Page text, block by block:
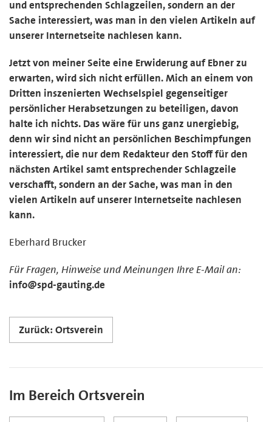
und entsprechenden Schlagzeilen, sondern an der
Sache interessiert, was man in den vielen Artikeln auf
unserer Internetseite nachlesen kann.
Jetzt von meiner Seite eine Erwiderung auf Ebner zu
erwarten, wird sich nicht erfüllen. Mich an einem von
Dritten inszenierten Wechselspiel gegenseitiger
persönlicher Herabsetzungen zu beteiligen, davon
halte ich nichts. Das wäre für uns ganz unergiebig,
denn wir sind nicht an persönlichen Beschimpfungen
interessiert, die nur dem Redakteur den Stoff für den
nächsten Artikel samt entsprechender Schlagzeile
verschafft, sondern an der Sache, was man in den
vielen Artikeln auf unserer Internetseite nachlesen
kann.
Eberhard Brucker
Für Fragen, Hinweise und Meinungen Ihre E-Mail an:
info@spd-gauting.de
Zurück: Ortsverein
Im Bereich Ortsverein